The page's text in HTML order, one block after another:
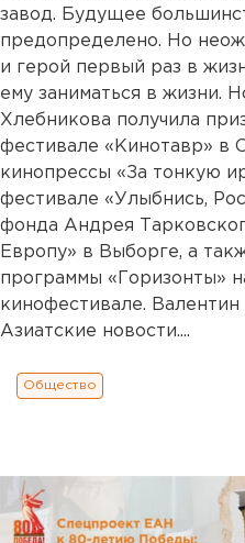
завод. Будущее
предопределено. Но
и герой первый раз в
ему заниматься в жизни.
Хлебникова получила
фестивале «Кинотавр» в
кинопрессы «За тонкую
фестивале «Улыбнись,
фонда Андрея
Европу» в Выборге, а
программы «Горизонты»
кинофестивале.
Азиатские новости....
Общество